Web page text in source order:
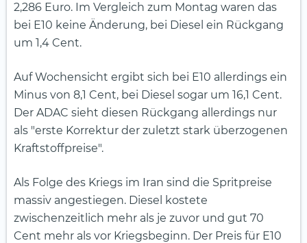
2,286 Euro. Im Vergleich zum Montag waren das
bei E10 keine Änderung, bei Diesel ein Rückgang
um 1,4 Cent.
Auf Wochensicht ergibt sich bei E10 allerdings ein
Minus von 8,1 Cent, bei Diesel sogar um 16,1 Cent.
Der ADAC sieht diesen Rückgang allerdings nur
als "erste Korrektur der zuletzt stark überzogenen
Kraftstoffpreise".
Als Folge des Kriegs im Iran sind die Spritpreise
massiv angestiegen. Diesel kostete
zwischenzeitlich mehr als je zuvor und gut 70
Cent mehr als vor Kriegsbeginn. Der Preis für E10